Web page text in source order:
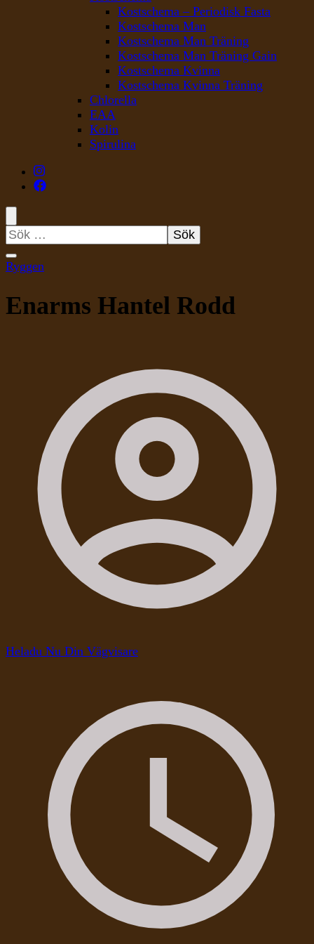
Kostschema – Periodisk Fasta
Kostschema Man
Kostschema Man Träning
Kostschema Man Träning Gain
Kostschema Kvinna
Kostschema Kvinna Träning
Chlorella
EAA
Kolin
Spirulina
Sök
efter:
Ryggen
Enarms Hantel Rodd
Heladu Nu Din Vägvisare